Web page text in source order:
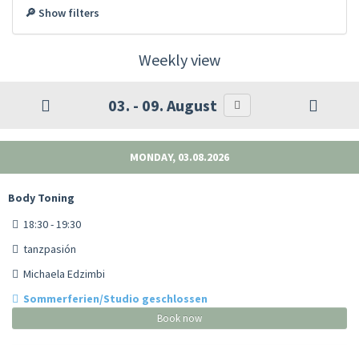
🔎 Show filters
Weekly view
03. - 09. August
MONDAY, 03.08.2026
Body Toning
18:30 - 19:30
tanzpasión
Michaela Edzimbi
Sommerferien/Studio geschlossen
Book now